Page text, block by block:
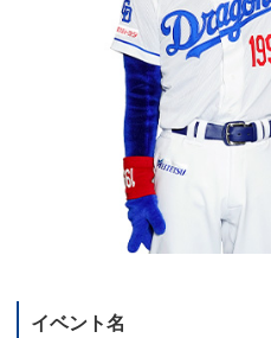
イベント名